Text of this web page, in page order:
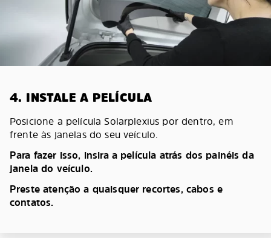
4. INSTALE A PELÍCULA
Posicione a película Solarplexius por dentro, em
frente às janelas do seu veículo.
Para fazer isso, insira a película atrás dos painéis da
janela do veículo.
Preste atenção a quaisquer recortes, cabos e
contatos.